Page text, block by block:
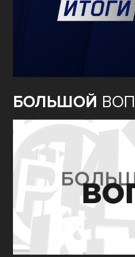
БОЛЬШОЙ